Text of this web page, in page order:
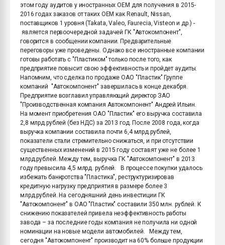
этом году аудитов у иностранных OEM для получения в 2015-
2016 годах заказов от таких OEM как Renault, Nissan,
поставщиков 1 уровня (Takata, Valeo, Faurecia, Visteon и др.) -
является первоочередной задачей ГК "Автокомпонент",
говорится в сообщении компании. Предварительные
переговоры уже проведены. Однако все иностранные компании
готовы работать с "Пластиком" только после того, как
предприятие повысит свою эффективность и пройдет аудиты.
Напомним, что сделка по продаже ОАО "Пластик" Группе
компаний "Автокомпонент" завершилась в конце декабря.
Предприятие возглавил управляющий директор ЗАО
"Производственная компания Автокомпонент" Андрей Ильин.
На момент приобретения ОАО "Пластик" его выручка составила
2,8 млрд.рублей (без НДС) за 2013 год. После 2008 года, когда
выручка компании составила почти 6,4 млрд.рублей,
показатели стали стремительно снижаться, и при отсутствии
существенных изменений в 2015 году составят уже не более 1
млрд.рублей. Между тем, выручка ГК "Автокомпонент" в 2013
году превысила 4,5 млрд. рублей. В процессе покупки удалось
избежать банкротства "Пластика", реструктуризировав
кредитную нагрузку предприятия в размере более 3
млрд.рублей. На сегодняшний день инвестиции ГК
"Автокомпонент" в ОАО "Пластик" составили 350 млн. рублей. К
снижению показателей привела неэффективность работы
завода – за последние годы компания не получила ни одной
номинации на новые модели автомобилей. Между тем,
сегодня "Автокомпонент" производит на 60% больше продукции